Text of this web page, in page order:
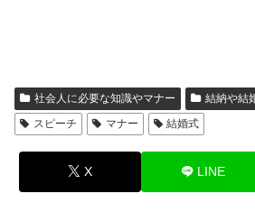
社会人に必要な知識やマナー
結納や結
スピーチ
マナー 結婚式
X LINE